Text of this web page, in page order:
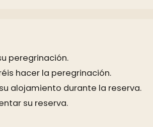
peregrinación.
hacer la peregrinación.
alojamiento durante la reserva.
su reserva.